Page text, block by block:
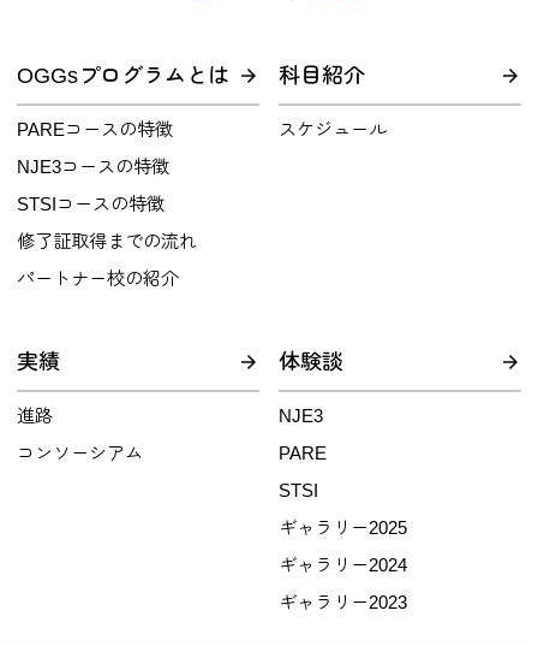
OGGsプログラムとは
PAREコースの特徴
NJE3コースの特徴
STSIコースの特徴
修了証取得までの流れ
パートナー校の紹介
科目紹介
スケジュール
実績
進路
コンソーシアム
体験談
NJE3
PARE
STSI
ギャラリー2025
ギャラリー2024
ギャラリー2023